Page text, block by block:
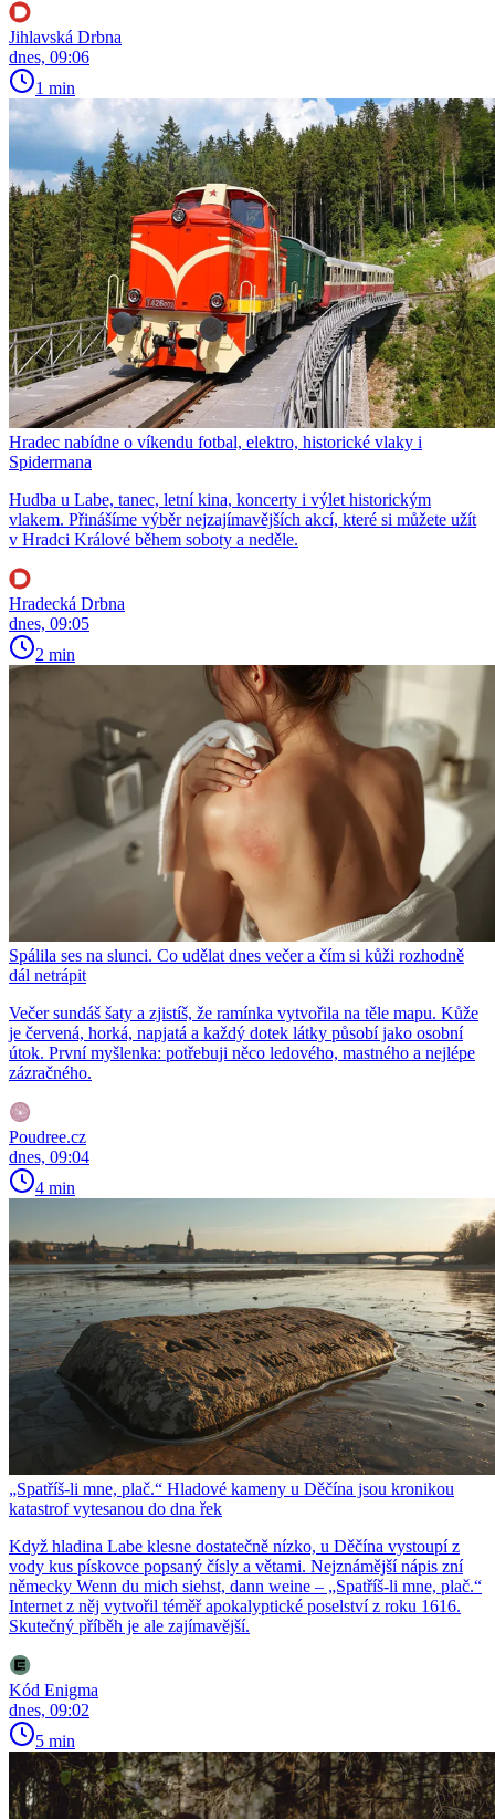
Jihlavská Drbna
dnes, 09:06
1 min
Hradec nabídne o víkendu fotbal, elektro, historické vlaky i
Spidermana
Hudba u Labe, tanec, letní kina, koncerty i výlet historickým
vlakem. Přinášíme výběr nejzajímavějších akcí, které si můžete užít
v Hradci Králové během soboty a neděle.
Hradecká Drbna
dnes, 09:05
2 min
Spálila ses na slunci. Co udělat dnes večer a čím si kůži rozhodně
dál netrápit
Večer sundáš šaty a zjistíš, že ramínka vytvořila na těle mapu. Kůže
je červená, horká, napjatá a každý dotek látky působí jako osobní
útok. První myšlenka: potřebuji něco ledového, mastného a nejlépe
zázračného.
Poudree.cz
dnes, 09:04
4 min
„Spatříš-li mne, plač.“ Hladové kameny u Děčína jsou kronikou
katastrof vytesanou do dna řek
Když hladina Labe klesne dostatečně nízko, u Děčína vystoupí z
vody kus pískovce popsaný čísly a větami. Nejznámější nápis zní
německy Wenn du mich siehst, dann weine – „Spatříš-li mne, plač.“
Internet z něj vytvořil téměř apokalyptické poselství z roku 1616.
Skutečný příběh je ale zajímavější.
Kód Enigma
dnes, 09:02
5 min